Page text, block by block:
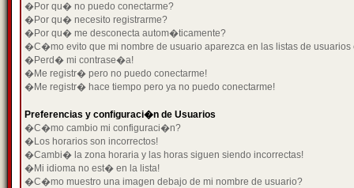
�Por qu� no puedo conectarme?
�Por qu� necesito registrarme?
�Por qu� me desconecta autom�ticamente?
�C�mo evito que mi nombre de usuario aparezca en las listas de usuarios
�Perd� mi contrase�a!
�Me registr� pero no puedo conectarme!
�Me registr� hace tiempo pero ya no puedo conectarme!
Preferencias y configuraci�n de Usuarios
�C�mo cambio mi configuraci�n?
�Los horarios son incorrectos!
�Cambi� la zona horaria y las horas siguen siendo incorrectas!
�Mi idioma no est� en la lista!
�C�mo muestro una imagen debajo de mi nombre de usuario?